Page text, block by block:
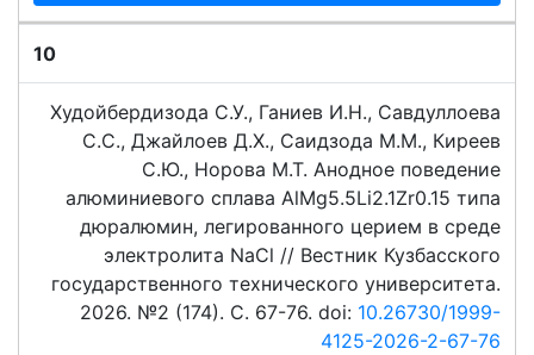
10
Худойбердизода С.У., Ганиев И.Н., Савдуллоева
С.С., Джайлоев Д.Х., Саидзода М.М., Киреев
С.Ю., Норова М.Т. Анодное поведение
алюминиевого сплава АlMg5.5Li2.1Zr0.15 типа
дюралюмин, легированного церием в среде
электролита NaCl // Вестник Кузбасского
государственного технического университета.
2026. №2 (174). C. 67-76. doi: 10.26730/1999-
4125-2026-2-67-76